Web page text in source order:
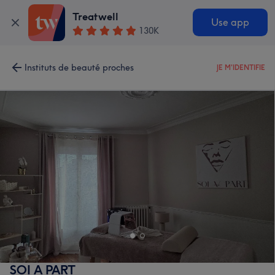
Treatwell
130K
Use app
Instituts de beauté proches JE M'IDENTIFIE
SOI A PART